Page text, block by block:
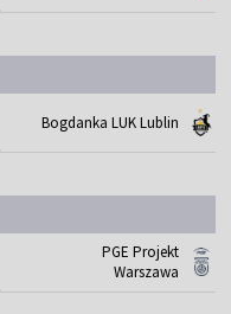
Bogdanka LUK Lublin
PGE Projekt
Warszawa